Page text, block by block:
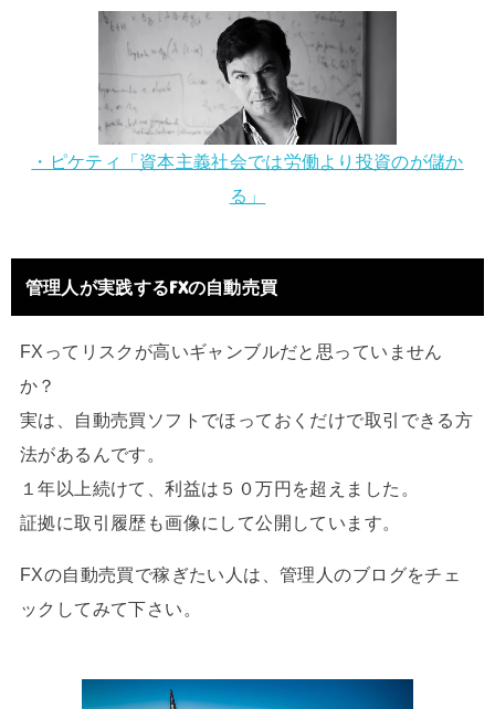
・ピケティ「資本主義社会では労働より投資のが儲か
る」
管理人が実践するFXの自動売買
FXってリスクが高いギャンブルだと思っていません
か？
実は、自動売買ソフトでほっておくだけで取引できる方
法があるんです。
１年以上続けて、利益は５０万円を超えました。
証拠に取引履歴も画像にして公開しています。
FXの自動売買で稼ぎたい人は、管理人のブログをチェ
ックしてみて下さい。